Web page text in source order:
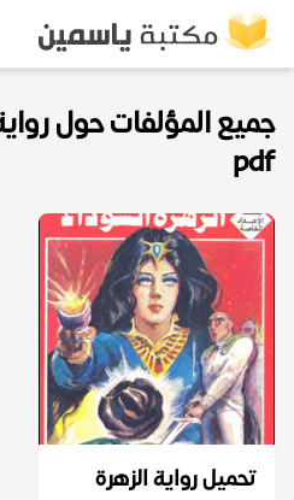
جميع المؤلفات حول
pdf
تحميل رواية الزهرة